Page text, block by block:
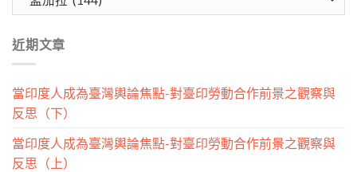
章
類
近期文章
當印度人成為臺灣輿論焦點-對臺印勞動合作前景之觀察與
反思（下）
當印度人成為臺灣輿論焦點-對臺印勞動合作前景之觀察與
反思（上）